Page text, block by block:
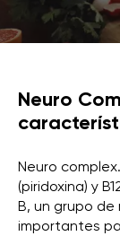
Neuro
Neuro
(piridoxina) y
B, un grupo
importantes